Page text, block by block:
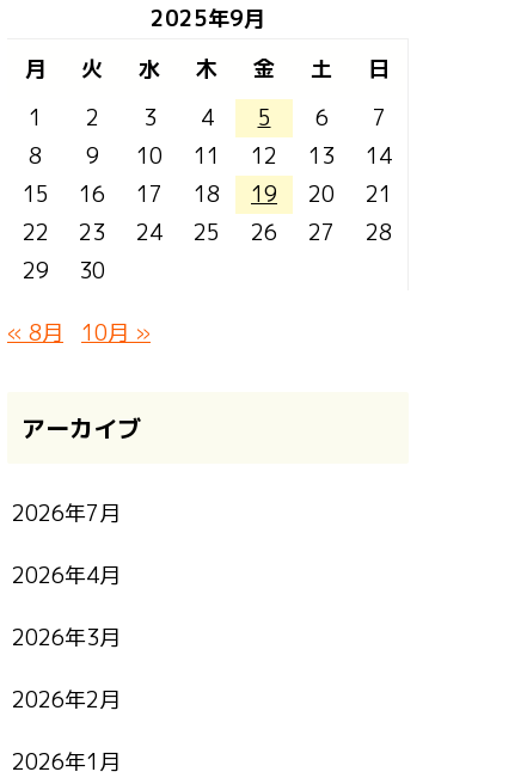
2025年9月
月
火 水 木 金 土
日
1
2 3 4 5 6
7
8
9 10 11 12 13
14
15
16 17 18 19 20
21
22
23 24 25 26 27
28
29
30
« 8月 10月 »
アーカイブ
2026年7月
2026年4月
2026年3月
2026年2月
2026年1月